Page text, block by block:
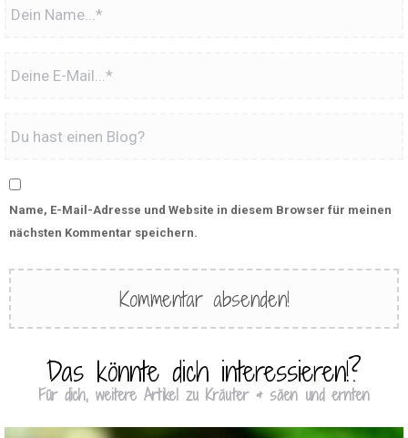
Name, E-Mail-Adresse und Website in diesem Browser für meinen
nächsten Kommentar speichern.
Das könnte dich interessieren!?
Für dich, weitere Artikel zu Kräuter & säen und ernten